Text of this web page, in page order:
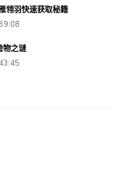
翎羽快速获取秘籍
物之谜